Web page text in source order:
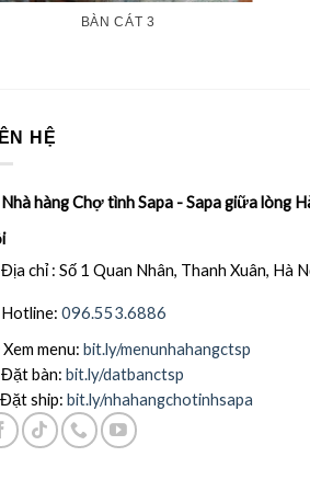
BÀN CÁT 3
HỆ
Nhà hàng Chợ tình Sapa - Sapa giữa lòng
Địa chỉ : Số 1 Quan Nhân, Thanh Xuân, Hà
Hotline: 096.553.6886
menu: bit.ly/menunhahangctsp
Đặt bàn: bit.ly/datbanctsp
Đặt ship: bit.ly/nhahangchotinhsapa